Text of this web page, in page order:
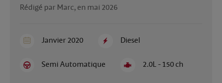
Rédigé par Marc, en mai 2026
Janvier 2020 Diesel
Semi Automatique 2.0L - 150 ch